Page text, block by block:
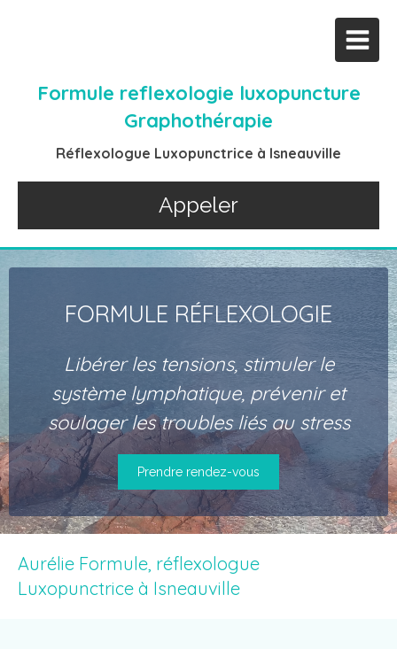
Formule reflexologie luxopuncture
Graphothérapie
Réflexologue Luxopunctrice à Isneauville
Appeler
FORMULE RÉFLEXOLOGIE
Libérer les tensions, stimuler le
système lymphatique, prévenir et
soulager les troubles liés au stress
Prendre rendez-vous
Aurélie Formule, réflexologue
Luxopunctrice à Isneauville